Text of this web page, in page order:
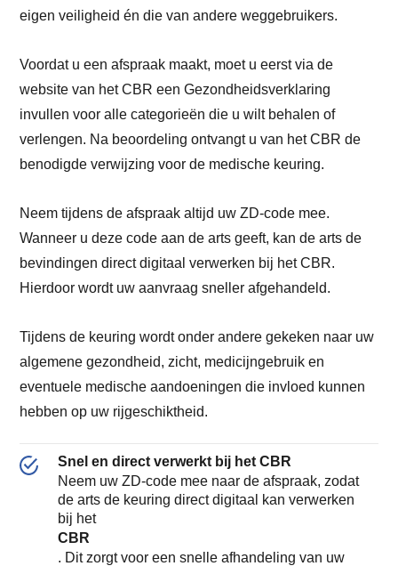
eigen veiligheid én die van andere weggebruikers.
Voordat u een afspraak maakt, moet u eerst via de
website van het CBR een Gezondheidsverklaring
invullen voor alle categorieën die u wilt behalen of
verlengen. Na beoordeling ontvangt u van het CBR de
benodigde verwijzing voor de medische keuring.
Neem tijdens de afspraak altijd uw ZD-code mee.
Wanneer u deze code aan de arts geeft, kan de arts de
bevindingen direct digitaal verwerken bij het CBR.
Hierdoor wordt uw aanvraag sneller afgehandeld.
Tijdens de keuring wordt onder andere gekeken naar uw
algemene gezondheid, zicht, medicijngebruik en
eventuele medische aandoeningen die invloed kunnen
hebben op uw rijgeschiktheid.
Snel en direct verwerkt bij het CBR
Neem uw ZD-code mee naar de afspraak, zodat
de arts de keuring direct digitaal kan verwerken
bij het
CBR
. Dit zorgt voor een snelle afhandeling van uw